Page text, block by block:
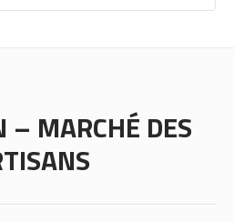
MARCHÉ DES